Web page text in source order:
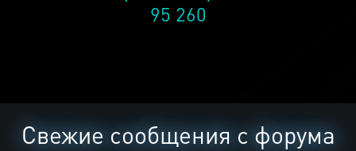
95 260
Свежие сообщения с форума